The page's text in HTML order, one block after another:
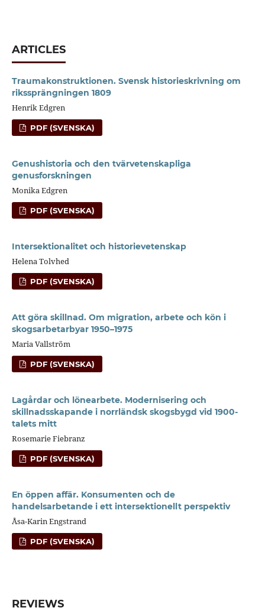
ARTICLES
Traumakonstruktionen. Svensk historieskrivning om
rikssprängningen 1809
Henrik Edgren
PDF (SVENSKA)
Genushistoria och den tvärvetenskapliga
genusforskningen
Monika Edgren
PDF (SVENSKA)
Intersektionalitet och historievetenskap
Helena Tolvhed
PDF (SVENSKA)
Att göra skillnad. Om migration, arbete och kön i
skogsarbetarbyar 1950–1975
Maria Vallström
PDF (SVENSKA)
Lagårdar och lönearbete. Modernisering och
skillnadsskapande i norrländsk skogsbygd vid 1900-
talets mitt
Rosemarie Fiebranz
PDF (SVENSKA)
En öppen affär. Konsumenten och de
handelsarbetande i ett intersektionellt perspektiv
Åsa-Karin Engstrand
PDF (SVENSKA)
REVIEWS